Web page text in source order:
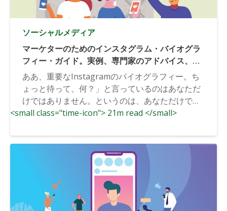
ソーシャルメディア
マーケターのためのインスタグラム・バイオグラ
フィー・ガイド。実例、専門家のアドバイス、ベ
スト・プラクティス
ああ、重要なInstagramのバイオグラフィー。ち
ょっと待って、何？」と言っているのはあなただ
けではありません。というのは、あなただけでは
ありません。
<small class="time-icon"> 21m read </small>